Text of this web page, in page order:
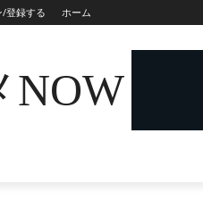
登録する ホーム
NOW